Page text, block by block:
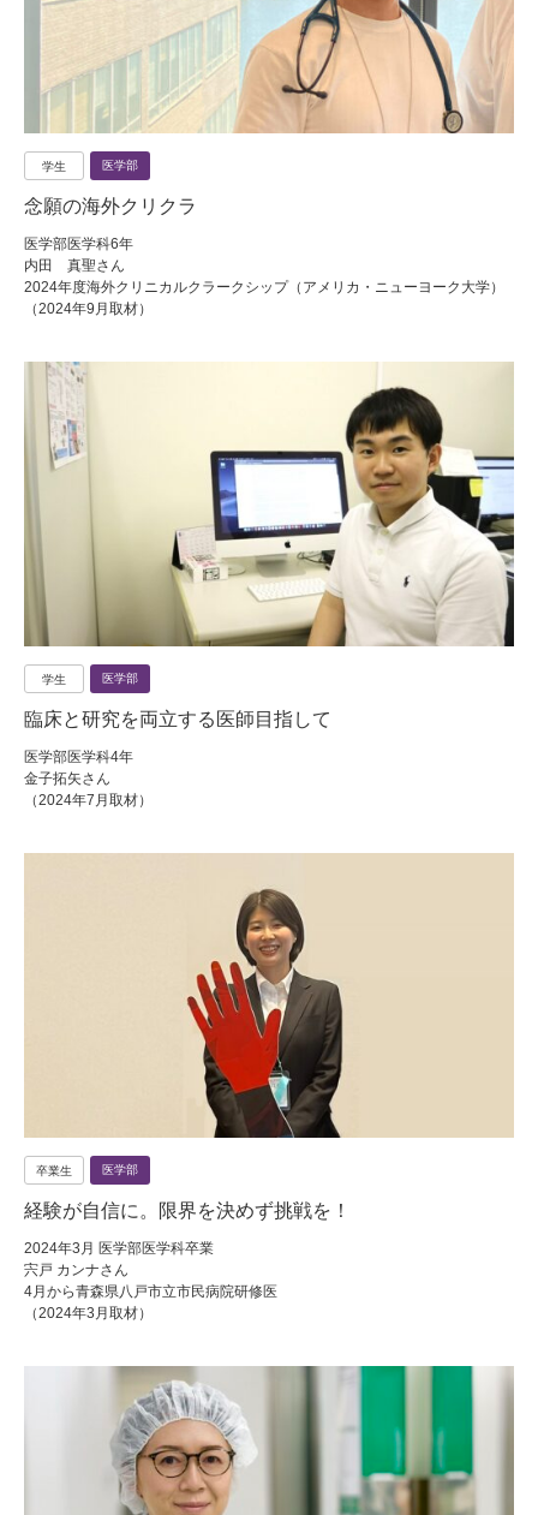
学生 医学部
念願の海外クリクラ
医学部医学科6年
内田 真聖さん
2024年度海外クリニカルクラークシップ（アメリカ・ニューヨーク大学）
（2024年9月取材）
学生 医学部
臨床と研究を両立する医師目指して
医学部医学科4年
金子拓矢さん
（2024年7月取材）
卒業生 医学部
経験が自信に。限界を決めず挑戦を！
2024年3月 医学部医学科卒業
宍戸 カンナさん
4月から青森県八戸市立市民病院研修医
（2024年3月取材）